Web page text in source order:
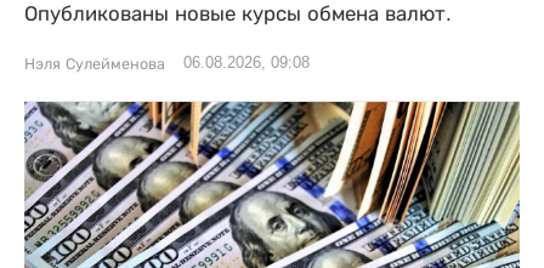
Опубликованы новые курсы обмена валют.
Нэля Сулейменова 06.08.2026, 09:08